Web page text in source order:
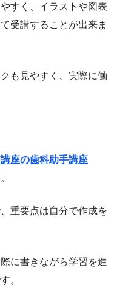
すく、イラストや図表
受講することが出来ま
も見やすく、実際に働
座の歯科助手講座
重要点は自分で作成を
に書きながら学習を進
。